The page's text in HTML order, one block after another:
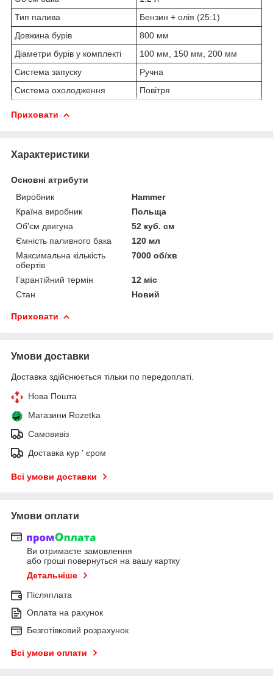
Тип палива
Бензин + олія (25:1)
Довжина бурів
800 мм
Діаметри бурів у комплекті
100 мм, 150 мм, 200 мм
Система запуску
Ручна
Система охолодження
Повітря
Приховати
Характеристики
Основні атрибути
Виробник
Hammer
Країна виробник
Польща
Об'єм двигуна
52 куб. см
Ємність паливного бака
120 мл
Максимальна кількість
обертів
7000 об/хв
Гарантійний термін
12 міс
Стан
Новий
Приховати
Умови доставки
Доставка здійснюється тільки по передоплаті.
Нова Пошта
Магазини Rozetka
Самовивіз
Доставка кур ' єром
Всі умови доставки
Умови оплати
Ви отримаєте замовлення
або гроші повернуться на вашу картку
Детальніше
Післяплата
Оплата на рахунок
Безготівковий розрахунок
Всі умови оплати